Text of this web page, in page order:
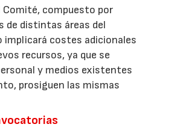
Comité, compuesto por
de distintas áreas del
implicará costes adicionales
recursos, ya que se
y medios existentes
prosiguen las mismas